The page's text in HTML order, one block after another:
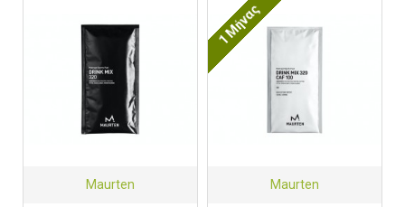
Maurten
1 Μήνας
Maurten